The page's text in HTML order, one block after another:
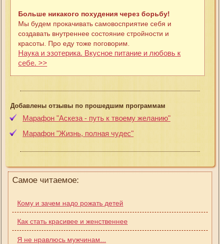
Больше никакого похудения через борьбу!
Мы будем прокачивать самовосприятие себя и
создавать внутреннее состояние стройности и
красоты. Про еду тоже поговорим.
Наука и эзотерика. Вкусное питание и любовь к
себе. >>
Добавлены отзывы по прошедшим программам
Марафон "Аскеза - путь к твоему желанию"
Марафон "Жизнь, полная чудес"
Самое читаемое:
Кому и зачем надо рожать детей
Как стать красивее и женственнее
Я не нравлюсь мужчинам...